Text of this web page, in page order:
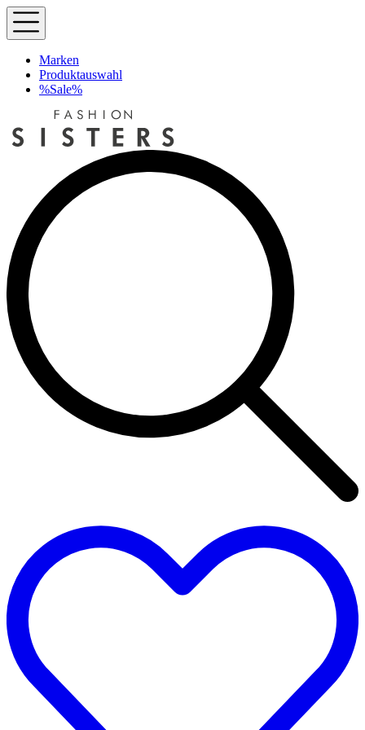
Marken
Produktauswahl
%Sale%